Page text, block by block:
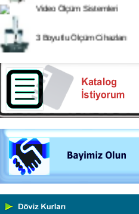
Çekme Kopma Test Cihazları
Beton Test Cihazları
Impact Test Cihazları
Boya Kontrol Test Cihazları